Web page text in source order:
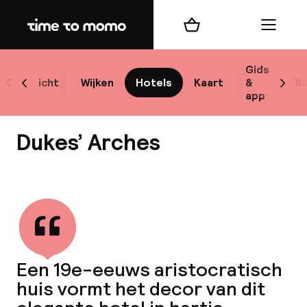
Home
Overzicht Wijken Hotels Kaart
Gids
&
app
Scroll naar links
Winkelmand Menu
Dukes’ Arches
Een 19e-eeuws aristocratisch
huis vormt het decor van dit